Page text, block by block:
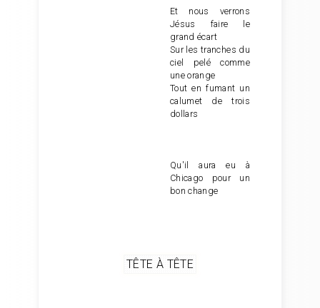
Et nous verrons
Jésus faire le
grand écart
Sur les tranches du
ciel pelé comme
une orange
Tout en fumant un
calumet de trois
dollars
Qu'il aura eu à
Chicago pour un
bon change
TÊTE À TÊTE